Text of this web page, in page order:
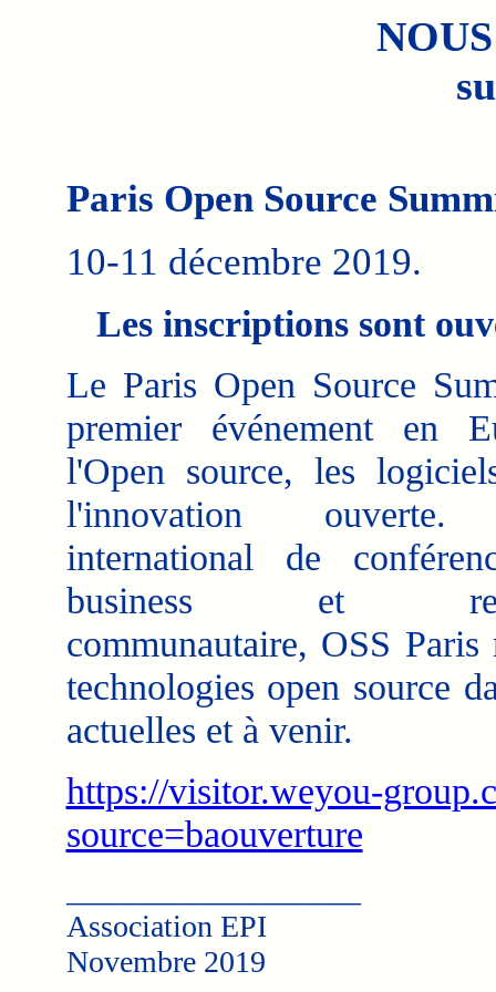
Paris Open Source
10-11 décembre 2019.
Les inscriptions sont
Le Paris Open Source
premier événement en
l'Open source, les
l'innovation ouverte.
international de
business et
communautaire, OSS
technologies open source
actuelles et à venir.
https://visitor.weyou-
source=baouverture
Association EPI
Novembre 2019